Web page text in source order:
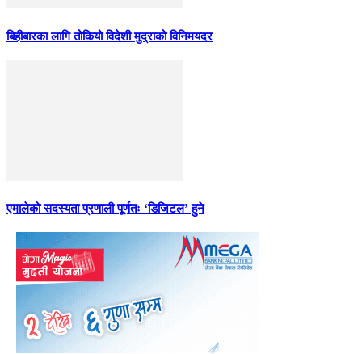
बिहीबारका लागि तोकियो विदेशी मुद्राको विनिमयदर
एमालेको सदस्यता प्रणाली पूर्णतः ‘डिजिटल’ हुने